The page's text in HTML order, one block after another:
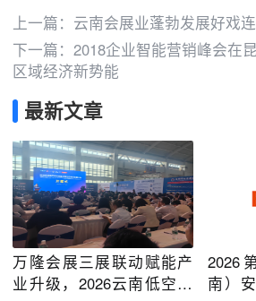
上一篇： 云南会展业蓬勃发展好戏
下一篇：2018企业智能营销峰会在
区域经济新势能
最新文章
万隆会展三展联动赋能产
业升级，2026云南低空经
2026
南）